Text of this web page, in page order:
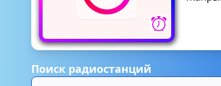
Поиск радиостанций